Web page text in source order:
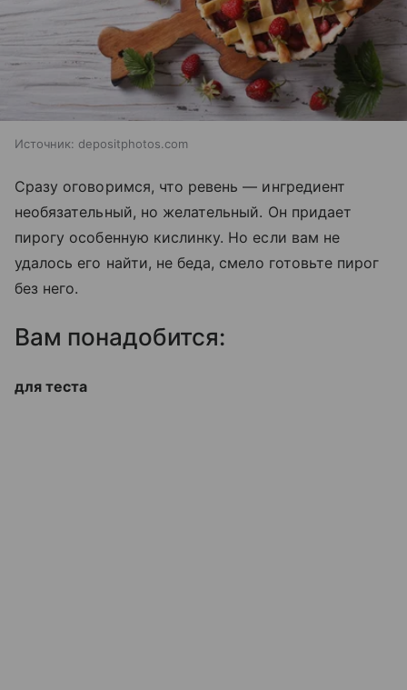
Источник: depositphotos.com
Сразу оговоримся, что ревень — ингредиент
необязательный, но желательный. Он придает
пирогу особенную кислинку. Но если вам не
удалось его найти, не беда, смело готовьте пирог
без него.
Вам понадобится:
для теста